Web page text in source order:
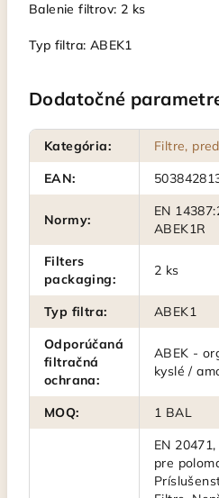
Balenie filtrov: 2 ks
Typ filtra: ABEK1
Dodatočné
Kategória:
Filtre,
EAN:
Normy:
EN
ABEK1R
Filters
packaging:
2 ks
Typ filtra:
ABEK1
Odporúčaná
filtračná
ochrana:
ABEK -
kyslé /
MOQ:
1 BAL
EN
pre